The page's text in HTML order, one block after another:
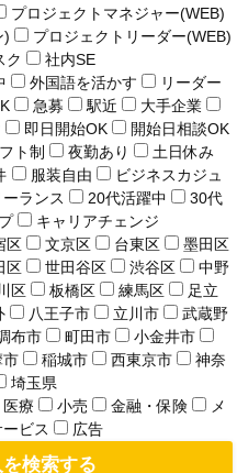
プロジェクトマネジャー(WEB)
)
プロジェクトリーダー(WEB)
ク
社内SE
外国語を活かす
リーダー
急募 駅近
大手企業
即日開始OK
開始日相談OK
ト制 夜勤あり
土日休み
服装自由
ビジネスカジュ
ーランス 20代活躍中
30代
キャリアチェンジ
区 文京区 台東区
墨田区
区 世田谷区 渋谷区
中野
区 板橋区 練馬区
足立
八王子市 立川市
武蔵野
布市 町田市
小金井市
市 稲城市 西東京市
神奈
埼玉県
医療 小売 金融・保険
メ
ービス 広告
検索する